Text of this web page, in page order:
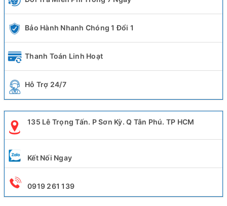
Bảo Hành Nhanh Chóng 1 Đổi 1
Thanh Toán Linh Hoạt
Hỗ Trợ 24/7
135 Lê Trọng Tấn. P Sơn Kỳ. Q Tân Phú. TP HCM
Kết Nối Ngay
0919 261 139